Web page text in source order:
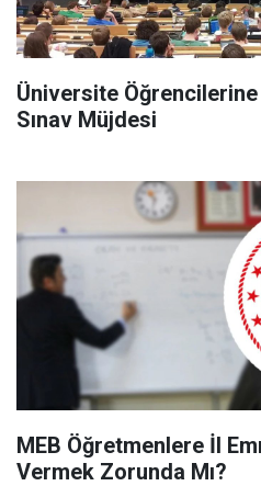
Üniversite
Sınav Müjdesi
MEB Öğretmenlere İl
Vermek Zorunda Mı?